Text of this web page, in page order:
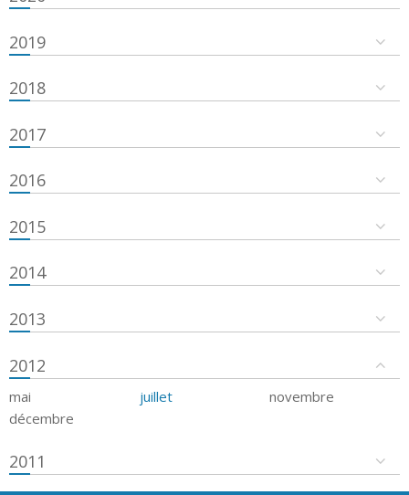
2019
2018
2017
2016
2015
2014
2013
2012
mai juillet
novembre
décembre
2011